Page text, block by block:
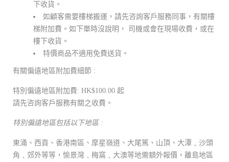
下收貨。
如顧客需要樓梯搬運，請先咨詢客戶服務同事，有關樓
梯附加費。如下單時沒說明， 司機或會在現場收費，或在
樓下收貨。
特價商品不適用免費送貨。
有關偏遠地區附加費細節 :
特別偏遠地區附加費: HK$100.00 起
請先咨詢客戶服務有關之收費。
特別偏遠地區包括以下地區 :
東涌、西貢、香港南區、摩星嶺道、大尾篤、山頂、大潭﹑沙頭
角﹑郊外等等，愉景灣﹑梅窩﹑大澳等地需額外報價，離島地區